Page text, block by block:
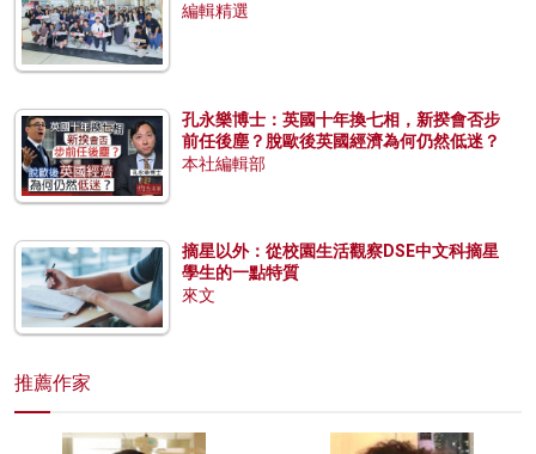
編輯精選
孔永樂博士：英國十年換七相，新揆會否步
前任後塵？脫歐後英國經濟為何仍然低迷？
本社編輯部
摘星以外：從校園生活觀察DSE中文科摘星
學生的一點特質
來文
推薦作家